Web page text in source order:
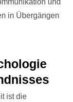
und
in Übergängen
ist die